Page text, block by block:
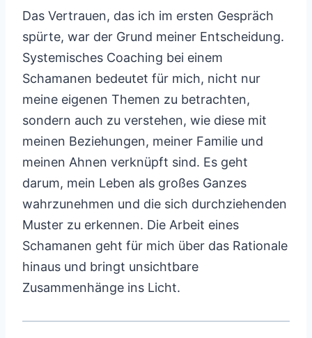
Das Vertrauen, das ich im ersten Gespräch
spürte, war der Grund meiner Entscheidung.
Systemisches Coaching bei einem
Schamanen bedeutet für mich, nicht nur
meine eigenen Themen zu betrachten,
sondern auch zu verstehen, wie diese mit
meinen Beziehungen, meiner Familie und
meinen Ahnen verknüpft sind. Es geht
darum, mein Leben als großes Ganzes
wahrzunehmen und die sich durchziehenden
Muster zu erkennen. Die Arbeit eines
Schamanen geht für mich über das Rationale
hinaus und bringt unsichtbare
Zusammenhänge ins Licht.